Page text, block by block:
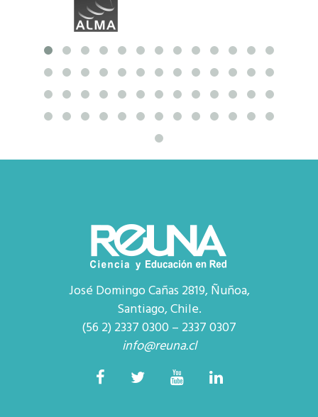
José Domingo Cañas 2819, Ñuñoa,
Santiago, Chile.
(56 2) 2337 0300 – 2337 0307
info@reuna.cl